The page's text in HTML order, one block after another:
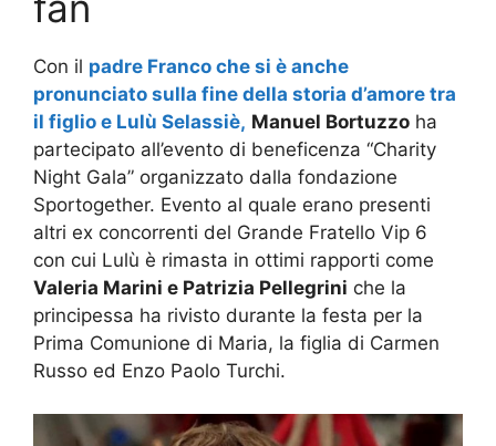
Con il padre Franco che si è anche
pronunciato sulla fine della storia d’amore tra
il figlio e Lulù Selassiè, Manuel Bortuzzo ha
partecipato all’evento di beneficenza “Charity
Night Gala” organizzato dalla fondazione
Sportogether. Evento al quale erano presenti
altri ex concorrenti del Grande Fratello Vip 6
con cui Lulù è rimasta in ottimi rapporti come
Valeria Marini e Patrizia Pellegrini che la
principessa ha rivisto durante la festa per la
Prima Comunione di Maria, la figlia di Carmen
Russo ed Enzo Paolo Turchi.